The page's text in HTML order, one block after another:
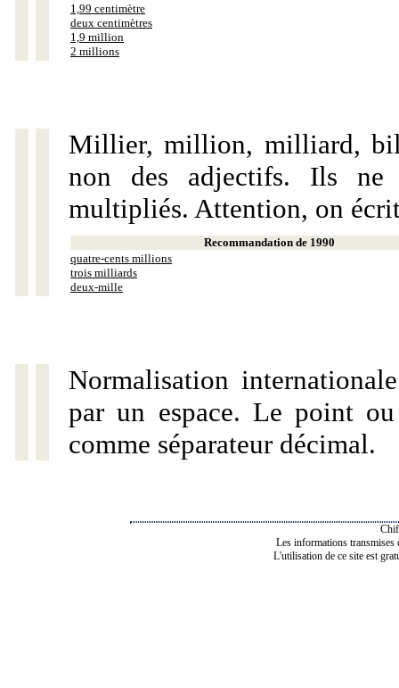
1,99 centimètre
deux centimètres
1,9 million
2 millions
Millier, million, milliard,
non des adjectifs. Ils ne
multipliés. Attention, on
Recommandation de 1990
quatre-cents millions
trois milliards
deux-mille
Normalisation
par un espace. Le point
comme séparateur décimal.
Les informations transmises
L'utilisation de ce site est